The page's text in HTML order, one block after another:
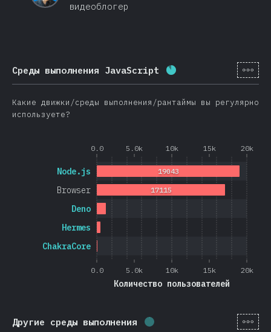
видеоблогер
Среды выполнения JavaScript Процент заполнения:
[ru-
Какие движки/среды выполнения/рантаймы вы регулярно
используете?
0.0 5.0k 10k 15k 20k
0.0 5.0k 10k 15k 20k
Количество пользователей
ChakraCore
Hermes
Deno
Browser
Node.js
17115
19043
Другие среды выполнения Процент заполнения: 0.4
[ru-